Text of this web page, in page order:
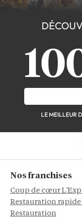
LE MEILLEUR
Nos franchises
Coup de cœur
Restauration rapide
Restauration